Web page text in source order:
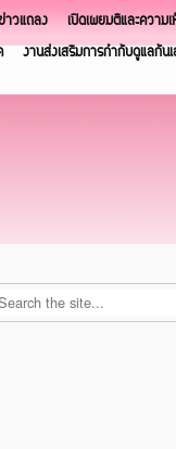
าวแถลง
เปิดเผยมติและความ
งานส่งเสริมการกำกับดูแลกัน